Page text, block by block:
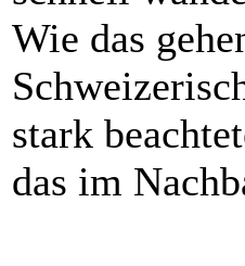
Wie das
stark
das im